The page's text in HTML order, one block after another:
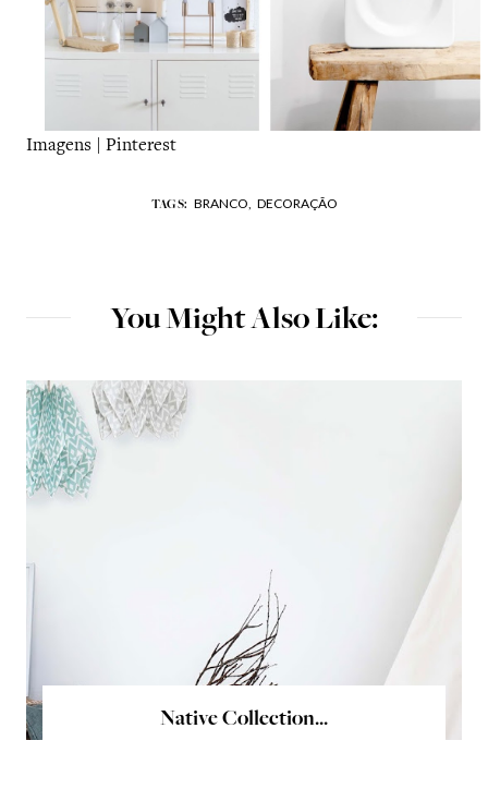
Imagens | Pinterest
TAGS: BRANCO, DECORAÇÃO
You Might Also Like:
Native Collection...